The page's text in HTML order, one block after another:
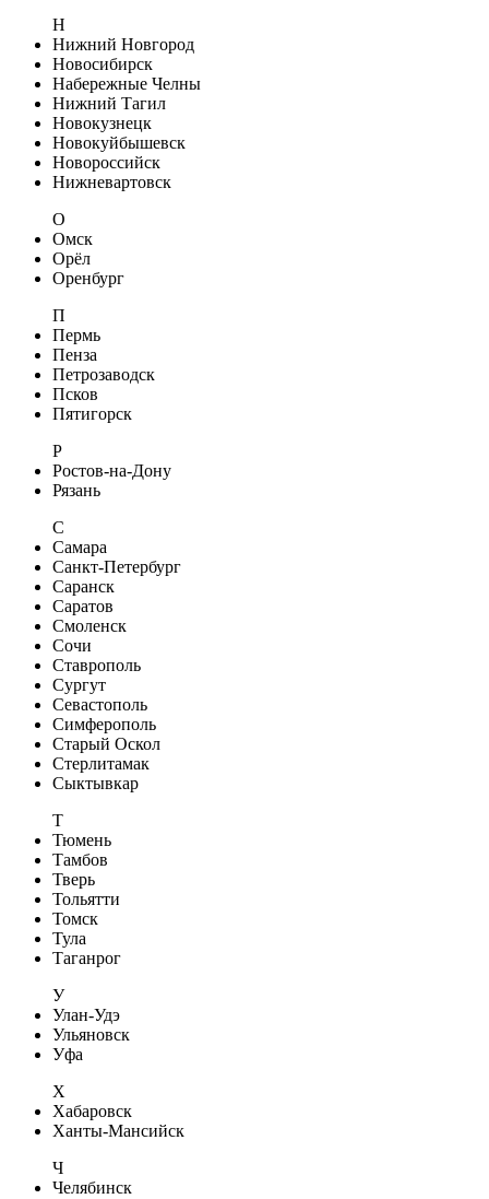
Н
Нижний Новгород
Новосибирск
Набережные Челны
Нижний Тагил
Новокузнецк
Новокуйбышевск
Новороссийск
Нижневартовск
О
Омск
Орёл
Оренбург
П
Пермь
Пенза
Петрозаводск
Псков
Пятигорск
Р
Ростов-на-Дону
Рязань
С
Самара
Санкт-Петербург
Саранск
Саратов
Смоленск
Сочи
Ставрополь
Сургут
Севастополь
Симферополь
Старый Оскол
Стерлитамак
Сыктывкар
Т
Тюмень
Тамбов
Тверь
Тольятти
Томск
Тула
Таганрог
У
Улан-Удэ
Ульяновск
Уфа
Х
Хабаровск
Ханты-Мансийск
Ч
Челябинск